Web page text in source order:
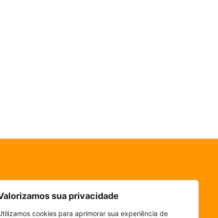
sua privacidade
cookies para aprimorar sua experiência de